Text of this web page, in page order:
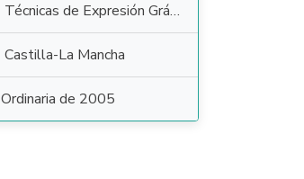
Técnicas de Expresión Gráfico Plástica
Castilla-La Mancha
Ordinaria de 2005